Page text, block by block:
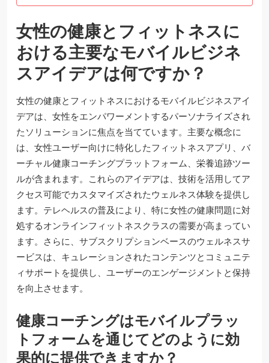
女性の健康とフィットネスに
おける主要なモバイルビジネ
スアイデアは何ですか？
女性の健康とフィットネスにおけるモバイルビジネスアイ
デアは、女性をエンパワーメントするパーソナライズされ
たソリューションに焦点を当てています。主要な概念に
は、女性ユーザー向けに特化したフィットネスアプリ、バ
ーチャル健康コーチングプラットフォーム、栄養追跡ツー
ルが含まれます。これらのアイデアは、技術を活用してア
クセス可能でカスタマイズされたウェルネス体験を提供し
ます。テレヘルスの普及により、特に女性の健康問題に対
処するオンラインフィットネスクラスの需要が高まってい
ます。さらに、サブスクリプションベースのウェルネスサ
ービスは、キュレーションされたコンテンツとコミュニテ
ィサポートを提供し、ユーザーのエンゲージメントと保持
を向上させます。
健康コーチングはモバイルプラッ
トフォームを通じてどのように効
果的に提供できますか？